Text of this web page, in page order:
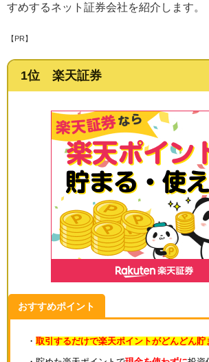
すめするネット証券会社を紹介します。
【PR】
1位 楽天証券
おすすめポイント
・ 取引するだけで楽天ポイントがどんどん貯